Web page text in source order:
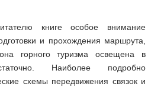
книге особое внимание
и прохождения маршрута,
горного туризма освещена в
Наиболее подробно
схемы передвижения связок и